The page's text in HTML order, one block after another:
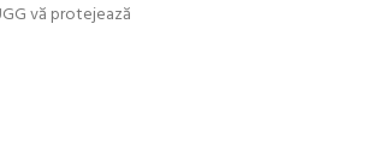
vă protejează